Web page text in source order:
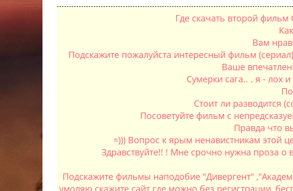
Где скачать второй
Вам
Подскажите пожалуйста интересный фильм
Ваше
Сумерки сага.. . я - лох
Стоит ли разводится
Посоветуйте фильм с
Правда что
=))) Вопрос к ярым ненавистникам
Здравствуйте!! ! Мне срочно нужна проза
Подскажите фильмы наподобие "Дивергент"
умоляю скажите сайт где можно без регистрации,